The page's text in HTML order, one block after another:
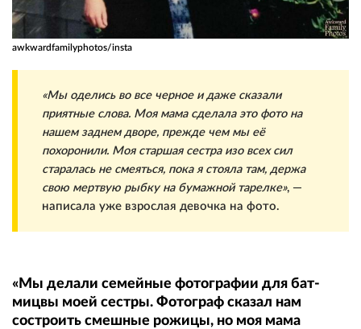
awkwardfamilyphotos/insta
«Мы оделись во все черное и даже сказали
приятные слова. Моя мама сделала это фото на
нашем заднем дворе, прежде чем мы её
похоронили. Моя старшая сестра изо всех сил
старалась не смеяться, пока я стояла там, держа
свою мертвую рыбку на бумажной тарелке», —
написала уже взрослая девочка на фото.
«Мы делали семейные фотографии для бат-
мицвы моей сестры. Фотограф сказал нам
состроить смешные рожицы, но моя мама